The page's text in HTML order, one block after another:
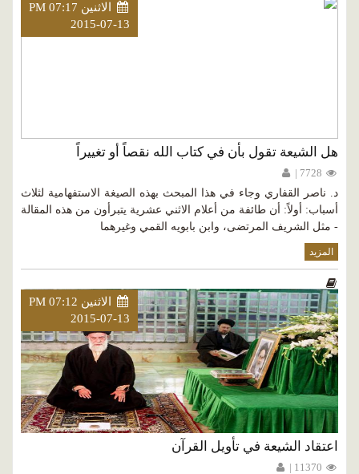
الاثنين PM 07:17
2015-07-13
هل الشيعة تقول بأن في كتاب الله نقصاً أو تغييراً
د. ناصر القفاري وجاء في هذا المبحث بهذه الصيغة الاستفهامية لثلاث
أسباب: أولاً: أن طائفة من أعلام الاثني عشرية يتبرأون من هذه المقالة
- مثل الشريف المرتضى، وابن بابويه القمي وغيرهما
المزيد
الاثنين PM 07:12
2015-07-13
اعتقاد الشيعة في تأويل القرآن